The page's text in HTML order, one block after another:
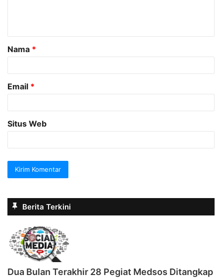
a
r
Nama *
Email *
Situs Web
Berita Terkini
Dua Bulan Terakhir 28 Pegiat Medsos Ditangkap